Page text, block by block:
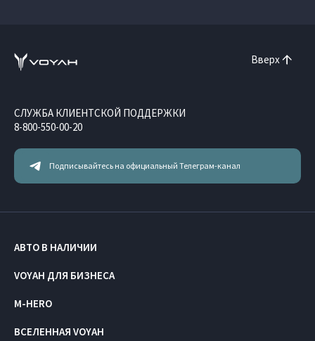
Вверх
Подписывайтесь на официальный Телеграм-канал
СЛУЖБА КЛИЕНТСКОЙ ПОДДЕРЖКИ
8-800-550-00-20
АВТО В НАЛИЧИИ
VOYAH ДЛЯ БИЗНЕСА
M-HERO
ВСЕЛЕННАЯ VOYAH